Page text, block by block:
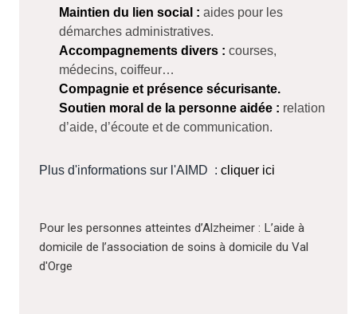
Maintien du lien social : aides pour les
démarches administratives.
Accompagnements divers : courses,
médecins, coiffeur…
Compagnie et présence sécurisante.
Soutien moral de la personne aidée : relation
d’aide, d’écoute et de communication.
Plus d'informations sur l'AIMD : cliquer ici
Pour les personnes atteintes d’Alzheimer : L’aide à
domicile de l’association de soins à domicile du Val
d'Orge